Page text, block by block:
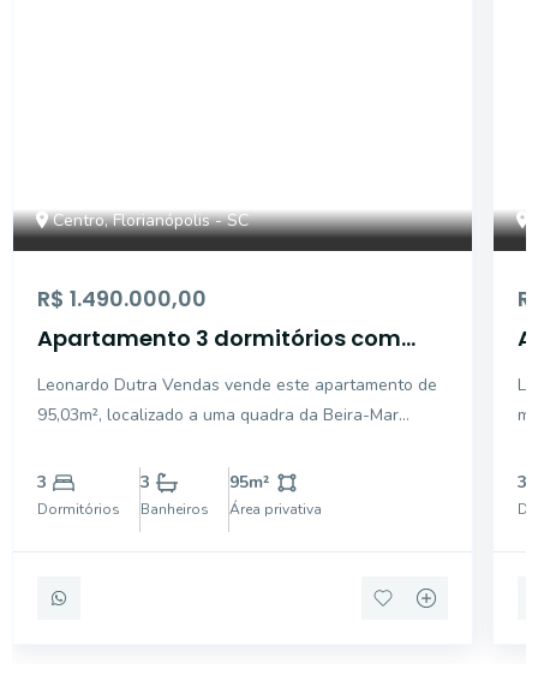
Centro, Florianópolis - SC
R$ 1.490.000,00
Apartamento 3 dormitórios com
Leonardo Dutra Vendas vende este apartamento de
95,03m², localizado a uma quadra da Beira-Mar
lateral de mar. Com 3 quartos, incluindo um closet
planejado, e uma cozinha com móveis sob medida e
bancada de gra
3
Dormitórios
3
Banheiros
95m²
Área privativa
3